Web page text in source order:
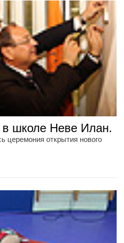
в школе Неве Илан.
церемония открытия нового